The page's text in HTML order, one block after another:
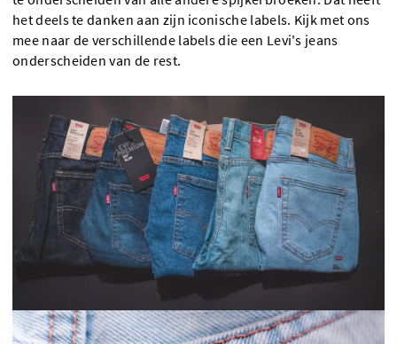
het deels te danken aan zijn iconische labels. Kijk met ons
mee naar de verschillende labels die een Levi's jeans
onderscheiden van de rest.